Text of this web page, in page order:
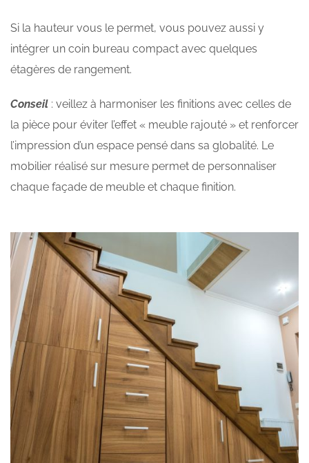
Si la hauteur vous le permet, vous pouvez aussi y
intégrer un coin bureau compact avec quelques
étagères de rangement.
Conseil : veillez à harmoniser les finitions avec celles de
la pièce pour éviter l’effet « meuble rajouté » et renforcer
l’impression d’un espace pensé dans sa globalité. Le
mobilier réalisé sur mesure permet de personnaliser
chaque façade de meuble et chaque finition.